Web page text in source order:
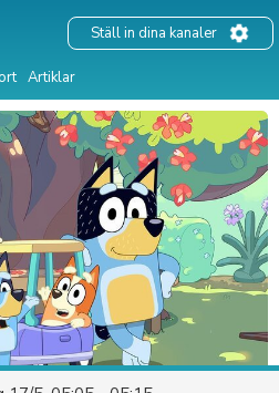
Artiklar
Ställ in dina kanaler